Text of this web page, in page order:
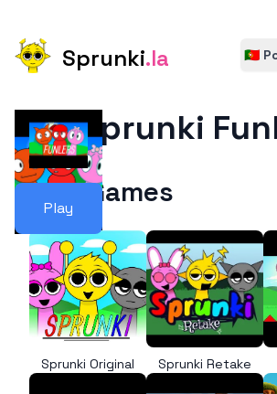
Sprunki.la 🇵🇹
Play
Sprunki
More Games
Sprunki Original Sprunki Retake